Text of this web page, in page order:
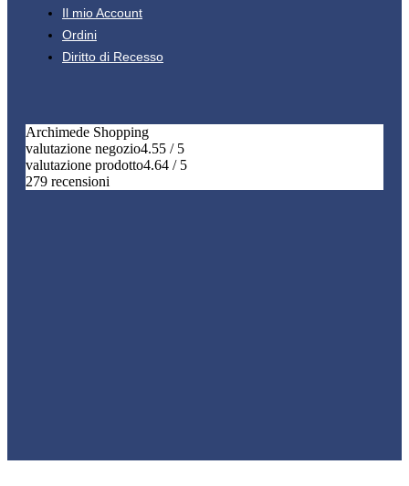
Il mio Account
Ordini
Diritto di Recesso
Archimede Shopping
valutazione negozio4.55 / 5
valutazione prodotto4.64 / 5
279 recensioni